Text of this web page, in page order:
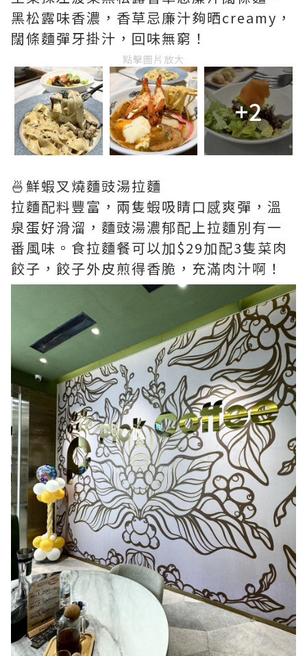
黑松露味香濃，香草忌廉汁夠晒creamy，
闊條麵彈牙掛汁，回味無窮！
點擊圖片放大
+2
🍜鮮蝦叉燒麵豉湯拉麵
拉麵配料豐富，兩隻蝦吸睛口感爽彈，溫
泉蛋好滑溜，麵豉湯濃郁配上拉麵別有一
番風味。食拉麵餐可以加$29加配3隻菜肉
餃子，餃子外皮煎得香脆，充滿肉汁啊！